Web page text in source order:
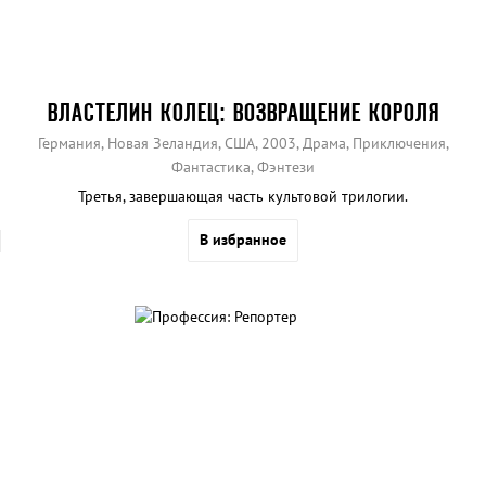
ВЛАСТЕЛИН КОЛЕЦ: ВОЗВРАЩЕНИЕ КОРОЛЯ
Германия, Новая Зеландия, США, 2003, Драма, Приключения,
Фантастика, Фэнтези
Третья, завершающая часть культовой трилогии.
В избранное